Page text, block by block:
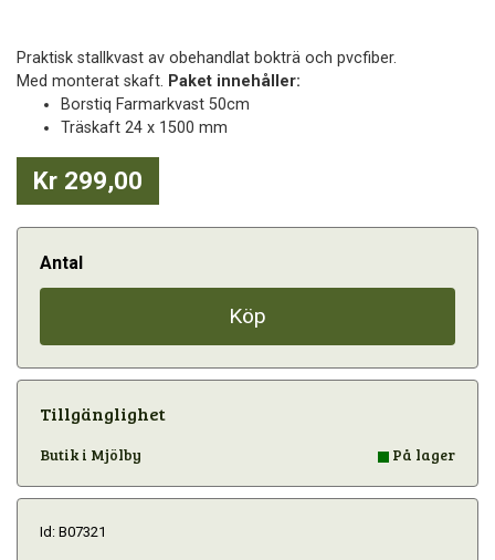
Praktisk stallkvast av obehandlat bokträ och pvcfiber.
Med monterat skaft. Paket innehåller:
Borstiq Farmarkvast 50cm
Träskaft 24 x 1500 mm
Kr 299,00
Antal
Köp
Tillgänglighet
Butik i Mjölby På lager
Id: B07321